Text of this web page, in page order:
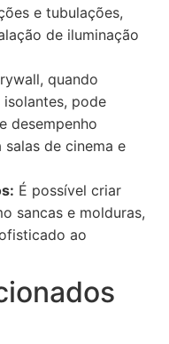
e tubulações,
de iluminação
quando
pode
desempenho
de cinema e
É possível criar
sancas e molduras,
ao